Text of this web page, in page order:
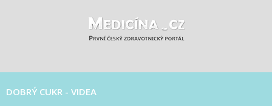
DOBRÝ CUKR - VIDEA